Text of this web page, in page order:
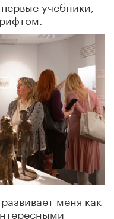
учебники,
меня как